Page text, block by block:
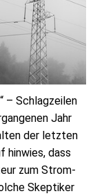
– Schlagzeilen
Jahr
der letzten
hinwies, dass
zum Strom-
Skeptiker